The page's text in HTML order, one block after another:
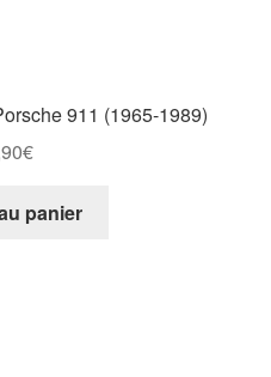
911 (1965-1989)
€
panier